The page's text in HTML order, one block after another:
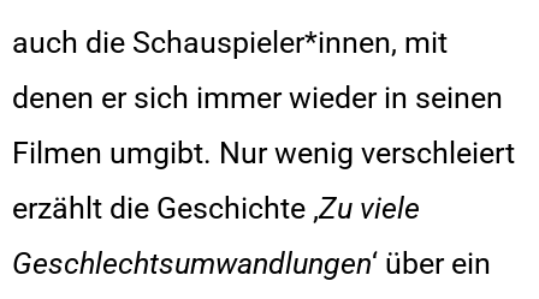
auch die Schauspieler*innen, mit
denen er sich immer wieder in seinen
Filmen umgibt. Nur wenig verschleiert
erzählt die Geschichte ‚Zu viele
Geschlechtsumwandlungen‘ über ein